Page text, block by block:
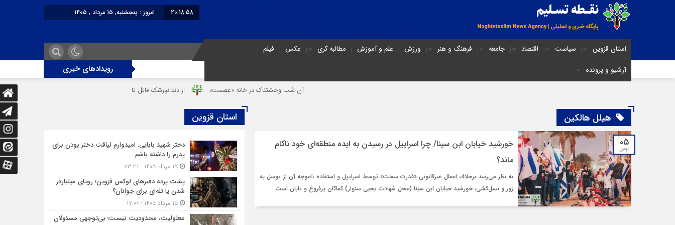
20:18:58
امروز : پنجشنبه, ۱۵ مرداد , ۱۴۰۵
استان قزوین سیاست اقتصاد جامعه فرهنگ و هنر ورزش علم و آموزش مطالبه گری عکس
فیلم
آرشیو و پرونده
رویدادهای خبری
آن شب وحشتناک در خانه «عصمت» از دندانپزشک قاتل تا قاتل‌ شدن رستوران‌‌دار
هیلل هالکین
۰۵
بهمن
خورشید خیابان ابن سینا/ چرا اسراییل در رسیدن به ایده منطقه‌ای خود ناکام
ماند؟
به نظر می‌رسد برخلاف اِعمال غیرقانونی «قدرت سخت» توسط اسراییل و استفاده ناموجه آن از توسل به
زور و نسل‌کشی، خورشید خیابان ابن سینا (محل شهادت یحیی سنوار) کماکان پرفروغ و تابان است.
استان قزوین
دختر شهید بابایی: امیدوارم لیاقت دختر بودن برای
پدرم را داشته باشم
۱۵ مرداد ۱۴۰۵ - ۲۳:۳۱
پشت پرده دفترهای لوکس قزوین؛ رویای میلیاردر
شدن یا تله‌ای برای جوانان؟
۱۵ مرداد ۱۴۰۵ - ۱۷:۰۰
معلولیت، محدودیت نیست؛ بی‌توجهی مسئولان